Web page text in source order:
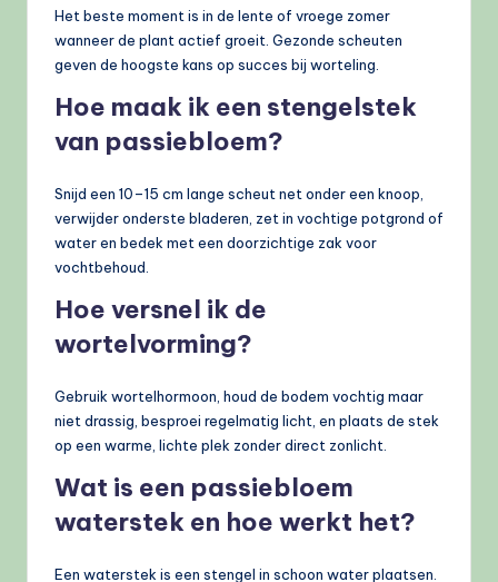
Het beste moment is in de lente of vroege zomer
wanneer de plant actief groeit. Gezonde scheuten
geven de hoogste kans op succes bij worteling.
Hoe maak ik een stengelstek
van passiebloem?
Snijd een 10–15 cm lange scheut net onder een knoop,
verwijder onderste bladeren, zet in vochtige potgrond of
water en bedek met een doorzichtige zak voor
vochtbehoud.
Hoe versnel ik de
wortelvorming?
Gebruik wortelhormoon, houd de bodem vochtig maar
niet drassig, besproei regelmatig licht, en plaats de stek
op een warme, lichte plek zonder direct zonlicht.
Wat is een passiebloem
waterstek en hoe werkt het?
Een waterstek is een stengel in schoon water plaatsen.